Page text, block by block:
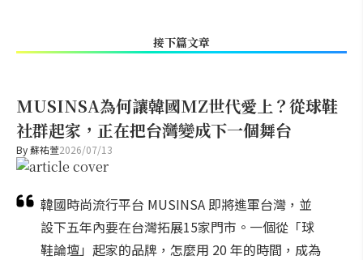
接下篇文章
MUSINSA為何讓韓國MZ世代愛上？從球鞋
社群起家，正在把台灣變成下一個舞台
By蘇祐萱2026/07/13
韓國時尚流行平台 MUSINSA 即將進軍台灣，並
設下五年內要在台灣拓展15家門市。一個從「球
鞋論壇」起家的品牌，怎麼用 20 年的時間，成為